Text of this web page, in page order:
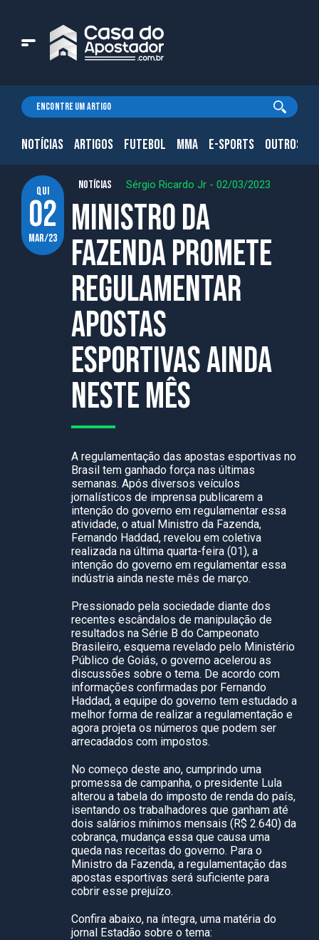
NOTÍCIAS ARTIGOS FUTEBOL MMA E-SPORTS OUTROS.
qui
02
mar/23
NOTÍCIAS Sérgio Ricardo Jr - 02/03/2023
Ministro da
Fazenda promete
regulamentar
apostas
esportivas ainda
neste mês
A regulamentação das apostas esportivas no
Brasil tem ganhado força nas últimas
semanas. Após diversos veículos
jornalísticos de imprensa publicarem a
intenção do governo em regulamentar essa
atividade, o atual Ministro da Fazenda,
Fernando Haddad, revelou em coletiva
realizada na última quarta-feira (01), a
intenção do governo em regulamentar essa
indústria ainda neste mês de março.
Pressionado pela sociedade diante dos
recentes escândalos de manipulação de
resultados na Série B do Campeonato
Brasileiro, esquema revelado pelo Ministério
Público de Goiás, o governo acelerou as
discussões sobre o tema. De acordo com
informações confirmadas por Fernando
Haddad, a equipe do governo tem estudado a
melhor forma de realizar a regulamentação e
agora projeta os números que podem ser
arrecadados com impostos.
No começo deste ano, cumprindo uma
promessa de campanha, o presidente Lula
alterou a tabela do imposto de renda do país,
isentando os trabalhadores que ganham até
dois salários mínimos mensais (R$ 2.640) da
cobrança, mudança essa que causa uma
queda nas receitas do governo. Para o
Ministro da Fazenda, a regulamentação das
apostas esportivas será suficiente para
cobrir esse prejuízo.
Confira abaixo, na íntegra, uma matéria do
jornal Estadão sobre o tema: